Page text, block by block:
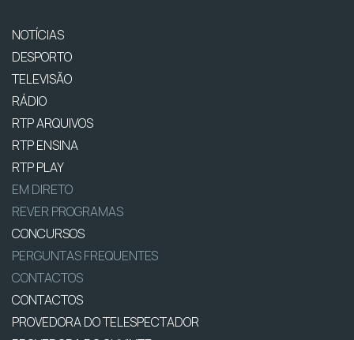
NOTÍCIAS
DESPORTO
TELEVISÃO
RÁDIO
RTP ARQUIVOS
RTP ENSINA
RTP PLAY
EM DIRETO
REVER PROGRAMAS
CONCURSOS
PERGUNTAS FREQUENTES
CONTACTOS
CONTACTOS
PROVEDORA DO TELESPECTADOR